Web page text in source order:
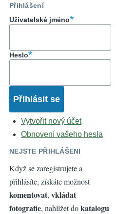
Přihlášení
Uživatelské jméno
Heslo
Vytvořit nový účet
Obnovení vašeho hesla
NEJSTE PŘIHLÁŠENI
Když se zaregistrujete a
přihlásíte, získáte možnost
komentovat, vkládat
fotografie, nahlížet dokatalogu